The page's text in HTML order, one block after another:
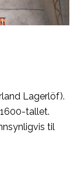
Lagerlöf).
tallet.
til